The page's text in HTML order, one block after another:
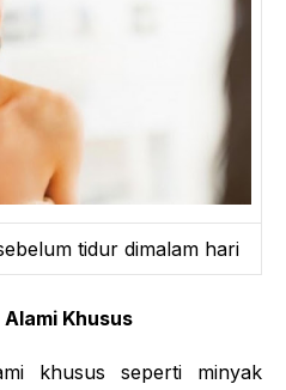
tidur dimalam hari
Khusus
khusus seperti minyak